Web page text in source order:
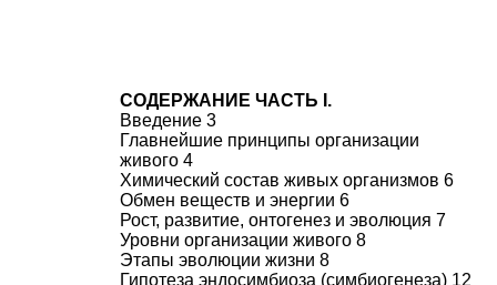
СОДЕРЖАНИЕ ЧАСТЬ I.
Введение 3
Главнейшие принципы организации
живого 4
Химический состав живых организмов 6
Обмен веществ и энергии 6
Рост, развитие, онтогенез и эволюция 7
Уровни организации живого 8
Этапы эволюции жизни 8
Гипотеза эндосимбиоза (симбиогенеза) 12